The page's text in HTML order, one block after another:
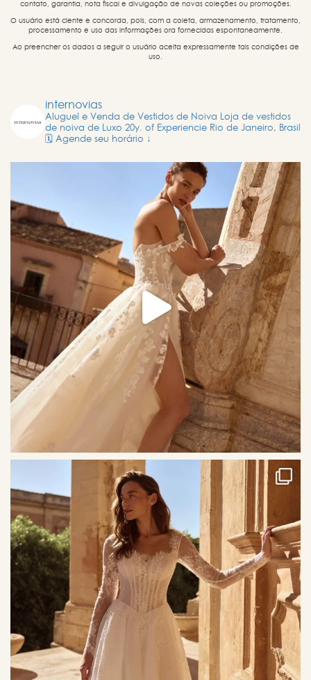
contato, garantia, nota fiscal e divulgação de novas coleções ou promoções.
O usuário está ciente e concorda, pois, com a coleta, armazenamento, tratamento,
processamento e uso das informações ora fornecidas espontaneamente.
Ao preencher os dados a seguir o usuário aceita expressamente tais condições de
uso.
internovias
Aluguel e Venda de Vestidos de Noiva Loja de vestidos
de noiva de Luxo 20y. of Experiencie Rio de Janeiro, Brasil
🗓️ Agende seu horário ↓